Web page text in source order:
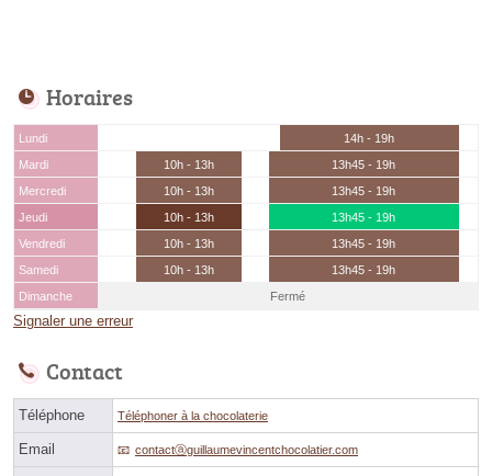
Horaires
Lundi
14h - 19h
Mardi
10h - 13h
13h45 - 19h
Mercredi
10h - 13h
13h45 - 19h
Jeudi
10h - 13h
13h45 - 19h
Vendredi
10h - 13h
13h45 - 19h
Samedi
10h - 13h
13h45 - 19h
Dimanche
Fermé
Signaler une erreur
Contact
Téléphone Téléphoner à la chocolaterie
Email contactⓐguillaumevincentchocolatier.com